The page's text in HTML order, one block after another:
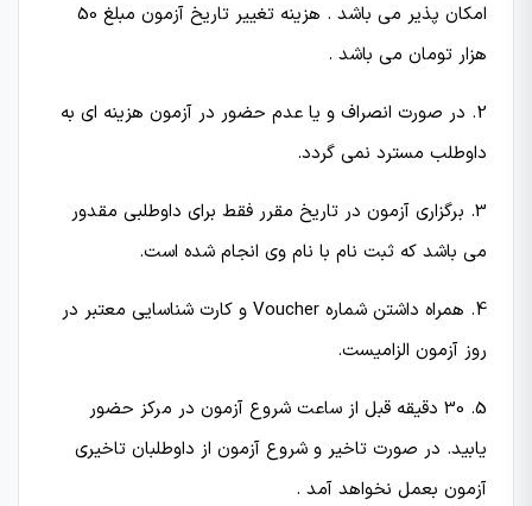
امکان پذیر می باشد . هزینه تغییر تاریخ آزمون مبلغ 50
هزار تومان می باشد .
2. در صورت انصراف و یا عدم حضور در آزمون هزینه ای به
داوطلب مسترد نمی گردد.
3. برگزاری آزمون در تاریخ مقرر فقط برای داوطلبی مقدور
می باشد که ثبت نام با نام وی انجام شده است.
4. همراه داشتن شماره Voucher و کارت شناسایی معتبر در
روز آزمون الزامیست.
5. 30 دقیقه قبل از ساعت شروع آزمون در مركز حضور
یابید. در صورت تاخیر و شروع آزمون از داوطلبان تاخیری
آزمون بعمل نخواهد آمد .